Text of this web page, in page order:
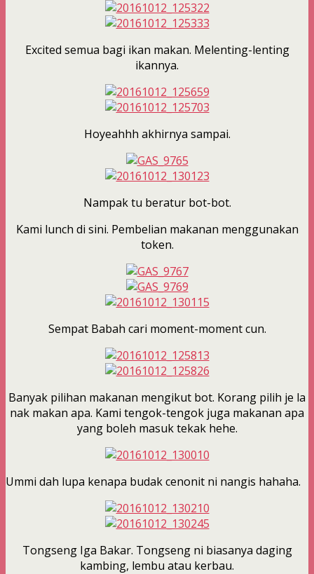
Excited semua bagi ikan makan. Melenting-lenting
ikannya.
Hoyeahhh akhirnya sampai.
Nampak tu beratur bot-bot.
Kami lunch di sini. Pembelian makanan menggunakan
token.
Sempat Babah cari moment-moment cun.
Banyak pilihan makanan mengikut bot. Korang pilih je la
nak makan apa. Kami tengok-tengok juga makanan apa
yang boleh masuk tekak hehe.
Ummi dah lupa kenapa budak cenonit ni nangis hahaha.
Tongseng Iga Bakar. Tongseng ni biasanya daging
kambing, lembu atau kerbau.